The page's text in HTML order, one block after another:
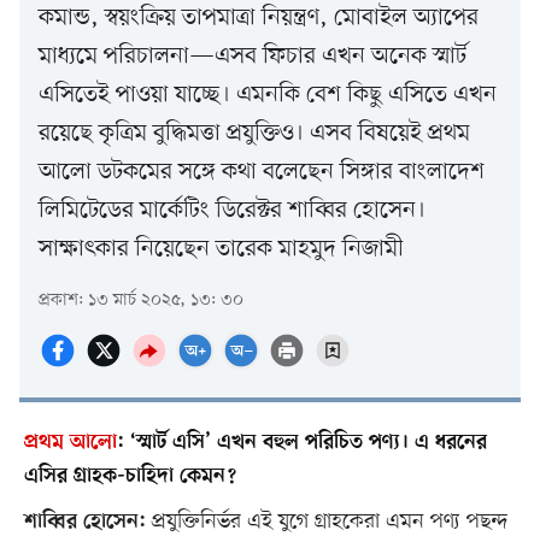
কমান্ড, স্বয়ংক্রিয় তাপমাত্রা নিয়ন্ত্রণ, মোবাইল অ্যাপের
মাধ্যমে পরিচালনা—এসব ফিচার এখন অনেক স্মার্ট
এসিতেই পাওয়া যাচ্ছে। এমনকি বেশ কিছু এসিতে এখন
রয়েছে কৃত্রিম বুদ্ধিমত্তা প্রযুক্তিও। এসব বিষয়েই প্রথম
আলো ডটকমের সঙ্গে কথা বলেছেন সিঙ্গার বাংলাদেশ
লিমিটেডের মার্কেটিং ডিরেক্টর শাব্বির হোসেন।
সাক্ষাৎকার নিয়েছেন তারেক মাহমুদ নিজামী
প্রকাশ: ১৩ মার্চ ২০২৫, ১৩: ৩০
প্রথম আলো: ‘স্মার্ট এসি’ এখন বহুল পরিচিত পণ্য। এ ধরনের
এসির গ্রাহক-চাহিদা কেমন?
শাব্বির হোসেন: প্রযুক্তিনির্ভর এই যুগে গ্রাহকেরা এমন পণ্য পছন্দ